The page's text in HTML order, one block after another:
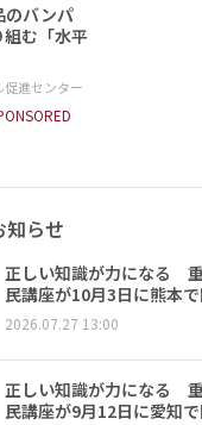
のバンパ
む「水平
促進センター
知らせ
正しい知識が力になる
民講座が10月3日に熊本
2026.07.27 13:00
正しい知識が力になる
民講座が9月12日に愛知